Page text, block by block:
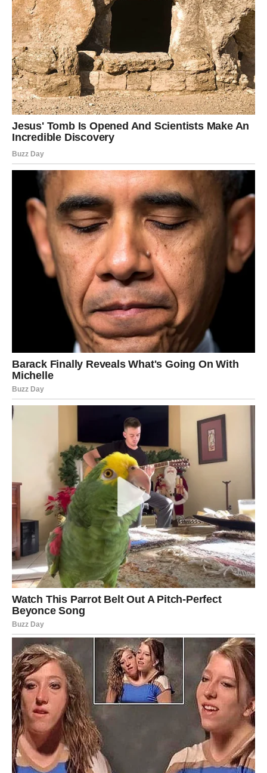
se pokreće.
Možda još uvijek ne vidite cijelu sliku.
Možda još ne znate kako će se sve razvijati.
Ali jedno je sigurno – period stagnacije ostaje iza vas.
Pred vama su novi ljudi, nove prilike i novi razlozi za
sreću.
Zato nemojte odustajati sada kada ste bliže svom cilju
nego ikada prije.
Jer svemir vam šalje veoma jasnu poruku:
Vrijeme koje ste toliko dugo čekali konačno je stiglo.
A ono što sada počinje moglo bi vam donijeti više ljubavi,
sigurnosti i životne radosti nego što ste se usudili